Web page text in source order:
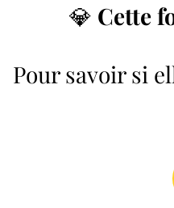
💎 Cette
Pour savoir si